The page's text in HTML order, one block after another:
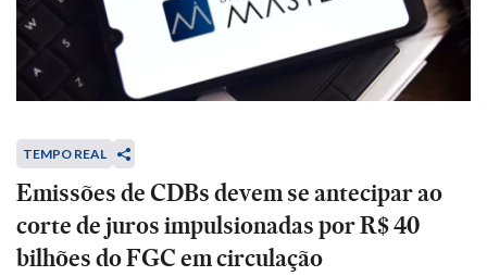
TEMPO REAL
Emissões de CDBs devem se antecipar ao
corte de juros impulsionadas por R$ 40
bilhões do FGC em circulação